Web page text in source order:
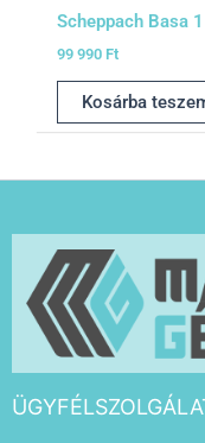
Scheppach Basa
99 990 Ft
Kosárba